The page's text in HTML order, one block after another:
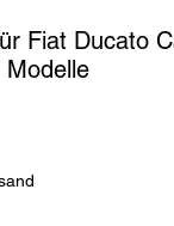
Fiat Ducato
Modelle